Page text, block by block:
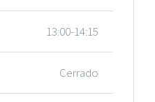
13:00-14:15
Cerrado